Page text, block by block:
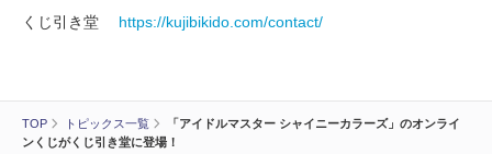
TOP トピックス一覧
「アイドルマスター シャイニーカラーズ」のオンライ
ンくじがくじ引き堂に登場！
くじ引き堂 https://kujibikido.com/contact/